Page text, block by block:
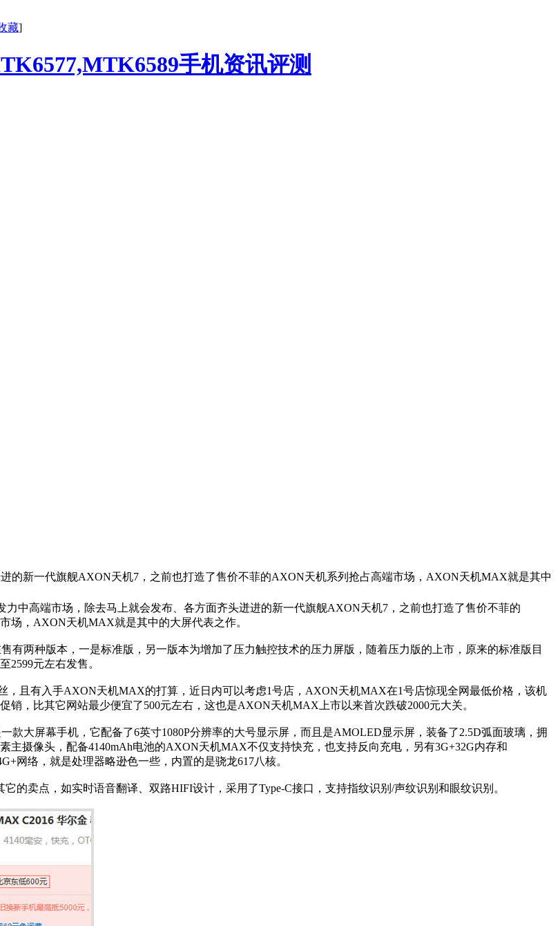
藏]
的新一代旗舰AXON天机7，之前也打造了售价不菲的AXON天机系列抢占高端市场，AXON天机MAX就是其中
力中高端市场，除去马上就会发布、各方面齐头迸进的新一代旗舰AXON天机7，之前也打造了售价不菲的
场，AXON天机MAX就是其中的大屏代表之作。
有两种版本，一是标准版，另一版本为增加了压力触控技术的压力屏版，随着压力版的上市，原来的标准版目
2599元左右发售。
，且有入手AXON天机MAX的打算，近日内可以考虑1号店，AXON天机MAX在1号店惊现全网最低价格，该机
销，比其它网站最少便宜了500元左右，这也是AXON天机MAX上市以来首次跌破2000元大关。
款大屏幕手机，它配备了6英寸1080P分辨率的大号显示屏，而且是AMOLED显示屏，装备了2.5D弧面玻璃，拥
主摄像头，配备4140mAh电池的AXON天机MAX不仅支持快充，也支持反向充电，另有3G+32G内存和
网络，就是处理器略逊色一些，内置的是骁龙617八核。
的卖点，如实时语音翻译、双路HIFI设计，采用了Type-C接口，支持指纹识别/声纹识别和眼纹识别。